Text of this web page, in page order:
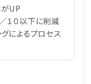
UP
１０以下に削減
によるプロセス